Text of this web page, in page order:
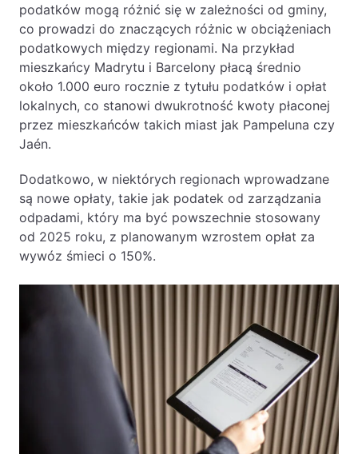
podatków mogą różnić się w zależności od gminy,
co prowadzi do znaczących różnic w obciążeniach
podatkowych między regionami. Na przykład
mieszkańcy Madrytu i Barcelony płacą średnio
około 1.000 euro rocznie z tytułu podatków i opłat
lokalnych, co stanowi dwukrotność kwoty płaconej
przez mieszkańców takich miast jak Pampeluna czy
Jaén.
Dodatkowo, w niektórych regionach wprowadzane
są nowe opłaty, takie jak podatek od zarządzania
odpadami, który ma być powszechnie stosowany
od 2025 roku, z planowanym wzrostem opłat za
wywóz śmieci o 150%.